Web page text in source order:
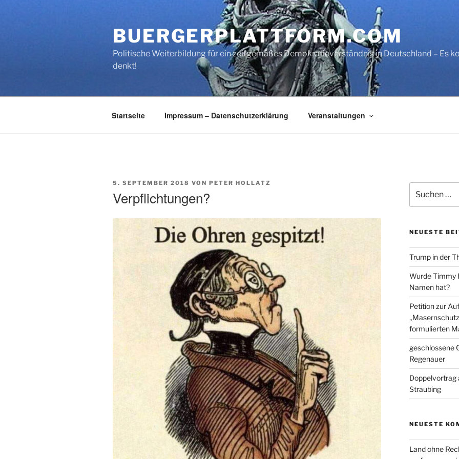
BUERGERPLATTFORM.COM
Politische Weiterbildung für ein zeitgemäßes Demokratieverständnis in Deutschland – Es
denkt!
Startseite Impressum – Datenschutzerklärung Veranstaltungen
VERÖFFENTLICHT
5. SEPTEMBER 2018 VON PETER HOLLATZ
Verpflichtungen?
nach:
NEUESTE
Trump in der
Wurde Timmy
Namen hat?
Petition zur
formulierten
geschlossene
Regenauer
Doppelvortrag
Straubing
NEUESTE
Land ohne